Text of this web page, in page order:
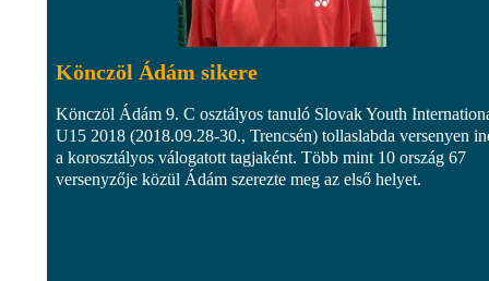
Könczöl Ádám sikere
Könczöl Ádám 9. C osztályos tanuló Slovak Youth
U15 2018 (2018.09.28-30., Trencsén) tollaslabda versenyen
a korosztályos válogatott tagjaként. Több mint 10 ország 67
versenyzője közül Ádám szerezte meg az első helyet.